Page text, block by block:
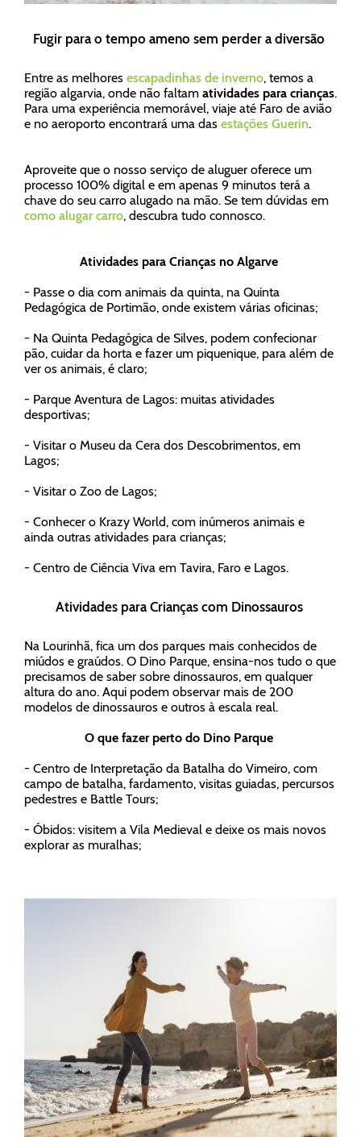
Fugir para o tempo ameno sem perder a diversão
Entre as melhores escapadinhas de inverno, temos a
região algarvia, onde não faltam atividades para crianças.
Para uma experiência memorável, viaje até Faro de avião
e no aeroporto encontrará uma das estações Guerin.
Aproveite que o nosso serviço de aluguer oferece um
processo 100% digital e em apenas 9 minutos terá a
chave do seu carro alugado na mão. Se tem dúvidas em
como alugar carro, descubra tudo connosco.
Atividades para Crianças no Algarve
- Passe o dia com animais da quinta, na Quinta
Pedagógica de Portimão, onde existem várias oficinas;
- Na Quinta Pedagógica de Silves, podem confecionar
pão, cuidar da horta e fazer um piquenique, para além de
ver os animais, é claro;
- Parque Aventura de Lagos: muitas atividades
desportivas;
- Visitar o Museu da Cera dos Descobrimentos, em
Lagos;
- Visitar o Zoo de Lagos;
- Conhecer o Krazy World, com inúmeros animais e
ainda outras atividades para crianças;
- Centro de Ciência Viva em Tavira, Faro e Lagos.
Atividades para Crianças com Dinossauros
Na Lourinhã, fica um dos parques mais conhecidos de
miúdos e graúdos. O Dino Parque, ensina-nos tudo o que
precisamos de saber sobre dinossauros, em qualquer
altura do ano. Aqui podem observar mais de 200
modelos de dinossauros e outros à escala real.
O que fazer perto do Dino Parque
- Centro de Interpretação da Batalha do Vimeiro, com
campo de batalha, fardamento, visitas guiadas, percursos
pedestres e Battle Tours;
- Óbidos: visitem a Vila Medieval e deixe os mais novos
explorar as muralhas;